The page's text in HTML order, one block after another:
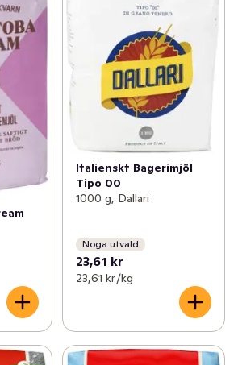
Italienskt Bagerimjöl
Tipo 00
1000 g, Dallari
Noga utvald
23,61 kr
23,61 kr /kg